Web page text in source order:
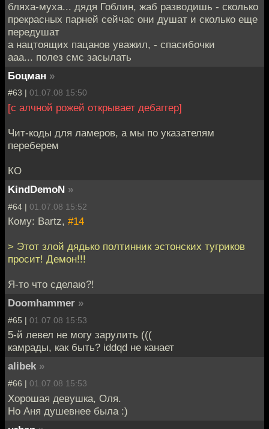
бляха-муха... дядя Гоблин, жаб разводишь - сколько
прекрасных парней сейчас они душат и сколько еще
передушат
а нацтоящих пацанов уважил, - спасибочки
ааа... полез смс засылать
Боцман »
#63 | 01.07.08 15:50
[с алчной рожей открывает дебаггер]
Чит-коды для ламеров, а мы по указателям
переберем
КО
KindDemoN »
#64 | 01.07.08 15:52
Кому: Bartz, #14
> Этот злой дядько полтинник эстонских тугриков
просит! Демон!!!
Я-то что сделаю?!
Doomhammer »
#65 | 01.07.08 15:53
5-й левел не могу зарулить (((
камрады, как быть? iddqd не канает
alibek »
#66 | 01.07.08 15:53
Хорошая девушка, Оля.
Но Аня душевнее была :)